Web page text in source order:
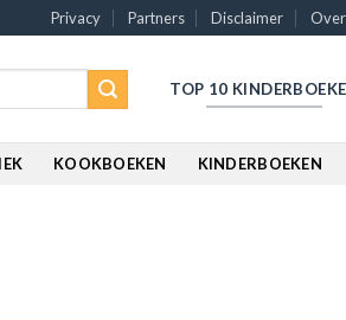
Privacy Partners Disclaimer
TOP 10
KOOKBOEKEN KINDERBOEKEN